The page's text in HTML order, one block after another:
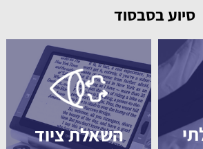
סיוע בסבסוד
השאלת ציוד